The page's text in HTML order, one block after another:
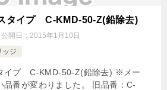
タイプ C-KMD-50-Z(鉛除去)
公開日： 2015年1月10日
ッジ
イプ C-KMD-50-Z(鉛除去) ※メー
品番が変わりました。 旧品番：C-